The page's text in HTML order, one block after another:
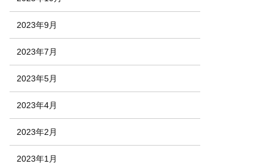
2023年9月
2023年7月
2023年5月
2023年4月
2023年2月
2023年1月